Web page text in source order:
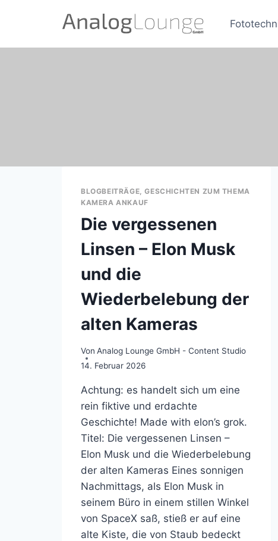
BLOGBEITRÄGE, GESCHICHTEN ZUM THEMA
KAMERA ANKAUF
Die vergessenen
Linsen – Elon Musk
und die
Wiederbelebung der
alten Kameras
Von Analog Lounge GmbH - Content Studio
14. Februar 2026
Achtung: es handelt sich um eine
rein fiktive und erdachte
Geschichte! Made with elon’s grok.
Titel: Die vergessenen Linsen –
Elon Musk und die Wiederbelebung
der alten Kameras Eines sonnigen
Nachmittags, als Elon Musk in
seinem Büro in einem stillen Winkel
von SpaceX saß, stieß er auf eine
alte Kiste, die von Staub bedeckt